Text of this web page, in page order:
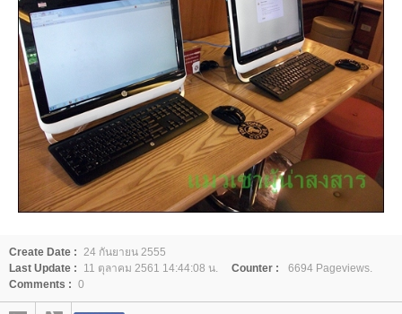
Create Date : 24 กันยายน 2555
Last Update :
11 ตุลาคม 2561 14:44:08 น. Counter :
6694 Pageviews.
Comments : 0